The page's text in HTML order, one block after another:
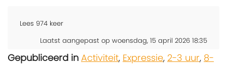
Lees 974 keer
Laatst aangepast op woensdag, 15 april 2026 18:35
Gepubliceerd in Activiteit, Expressie, 2-3 uur, 8-